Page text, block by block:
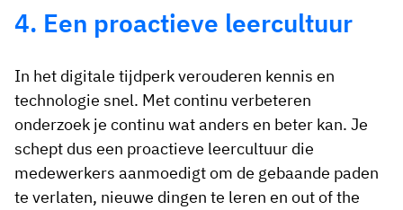
4. Een proactieve leercultuur
In het digitale tijdperk verouderen kennis en
technologie snel. Met continu verbeteren
onderzoek je continu wat anders en beter kan. Je
schept dus een proactieve leercultuur die
medewerkers aanmoedigt om de gebaande paden
te verlaten, nieuwe dingen te leren en out of the